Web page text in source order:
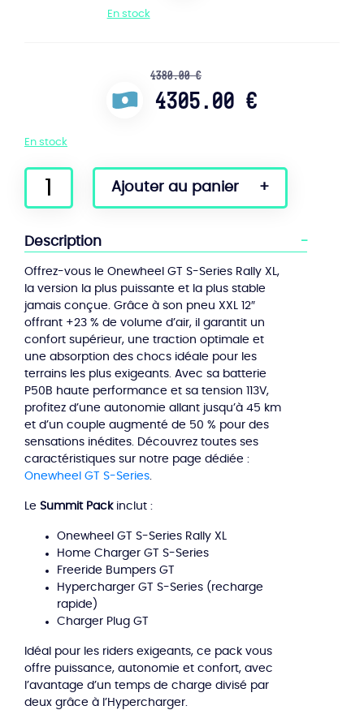
En stock
4380.00 €
4305.00 €
En stock
quantité
Onewheel
S-
Rally
XL
Summit
Pack
Ajouter au panier
Description
Offrez-vous le Onewheel GT S-Series Rally XL,
la version la plus puissante et la plus stable
jamais conçue. Grâce à son pneu XXL 12″
offrant +23 % de volume d’air, il garantit un
confort supérieur, une traction optimale et
une absorption des chocs idéale pour les
terrains les plus exigeants. Avec sa batterie
P50B haute performance et sa tension 113V,
profitez d’une autonomie allant jusqu’à 45 km
et d’un couple augmenté de 50 % pour des
sensations inédites. Découvrez toutes ses
caractéristiques sur notre page dédiée :
Onewheel GT S-Series.
Le Summit Packinclut :
Onewheel GT S-Series Rally XL
Home Charger GT S-Series
Freeride Bumpers GT
Hypercharger GT S-Series (recharge
rapide)
Charger Plug GT
Idéal pour les riders exigeants, ce pack vous
offre puissance, autonomie et confort, avec
l’avantage d’un temps de charge divisé par
deux grâce à l’Hypercharger.